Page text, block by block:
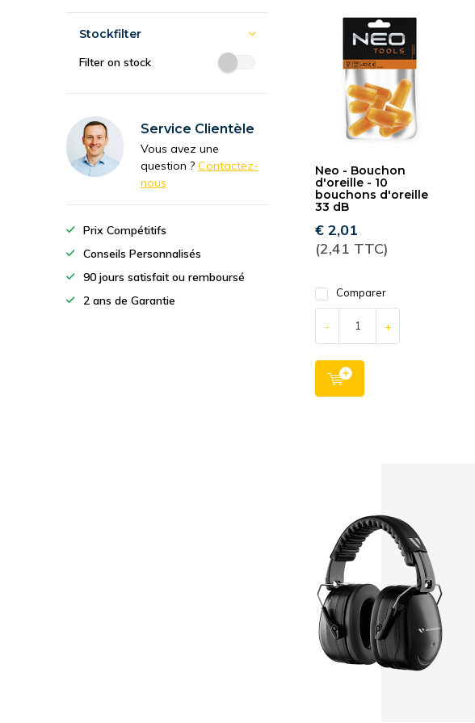
Neo - Bouchon
d'oreille - 10
bouchons d'oreille
33 dB
€ 2,01
(2,41 TTC)
Comparer
- +
Stockfilter
Filter on stock
Service Clientèle
Vous avez une
question ? Contactez-
nous
Prix Compétitifs
Conseils Personnalisés
90 jours satisfait ou remboursé
2 ans de Garantie